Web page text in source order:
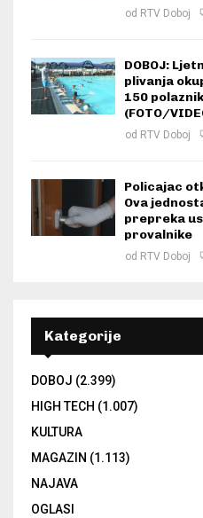
od RTV Doboj
DOBOJ:
plivanja
150
(FOTO/
od RTV Doboj
Policajac
Ova
prepreka
provalnike
od RTV Doboj
Kategorije
DOBOJ (2.399)
HIGH TECH (1.007)
KULTURA
MAGAZIN (1.113)
NAJAVA
OGLASI